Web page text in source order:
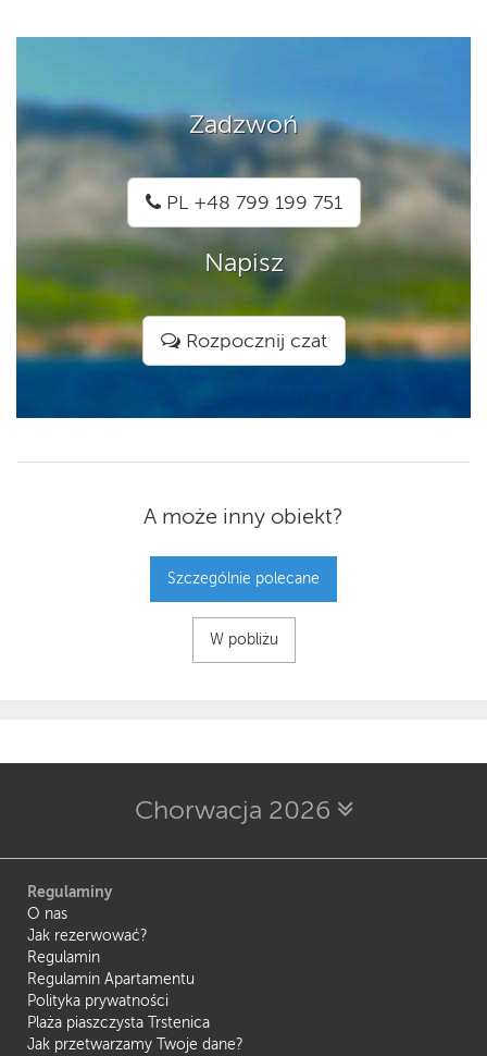
Zadzwoń
PL +48 799 199 751
Napisz
Rozpocznij czat
A może inny obiekt?
Szczególnie polecane
W pobliżu
Chorwacja 2026
Regulaminy
O nas
Jak rezerwować?
Regulamin
Regulamin Apartamentu
Polityka prywatności
Plaża piaszczysta Trstenica
Jak przetwarzamy Twoje dane?